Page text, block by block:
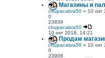
Магазины и
chupacabra50 » 10 окт
0
23839
chupacabra50
10 окт 2018, 14:21
Продам
chupacabra50 » 10 окт
0
23908